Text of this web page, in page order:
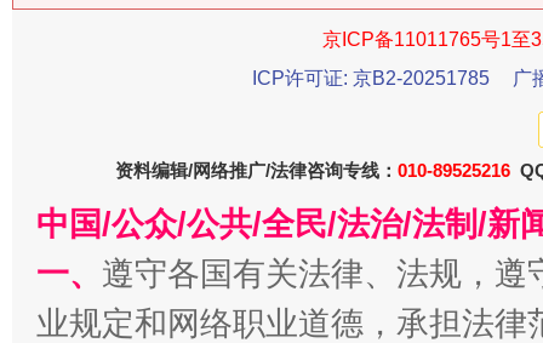
在谋一域中谋全局
今
京ICP备11011765号1至
ICP许可证: 京B2-20251785
广
资料编辑/网络推广/法律咨询专线： 010-89525216
中国/公众/公共/全民/法治/法制/新
一、 遵守各国有关法律、法规，
业规定和网络职业道德，承担法